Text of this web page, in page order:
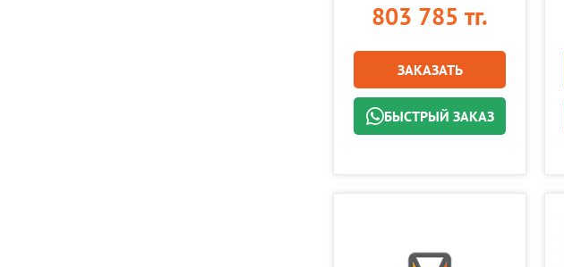
803 785 тг.
ЗАКАЗАТЬ
БЫСТРЫЙ ЗАКАЗ